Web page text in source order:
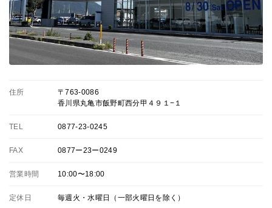
住所
〒763-0086
香川県丸亀市飯野町西分甲４９１−１
TEL 0877-23-0245
FAX 0877ー23ー0249
営業時間 10:00〜18:00
定休日 毎週火・水曜日（一部火曜日を除く）